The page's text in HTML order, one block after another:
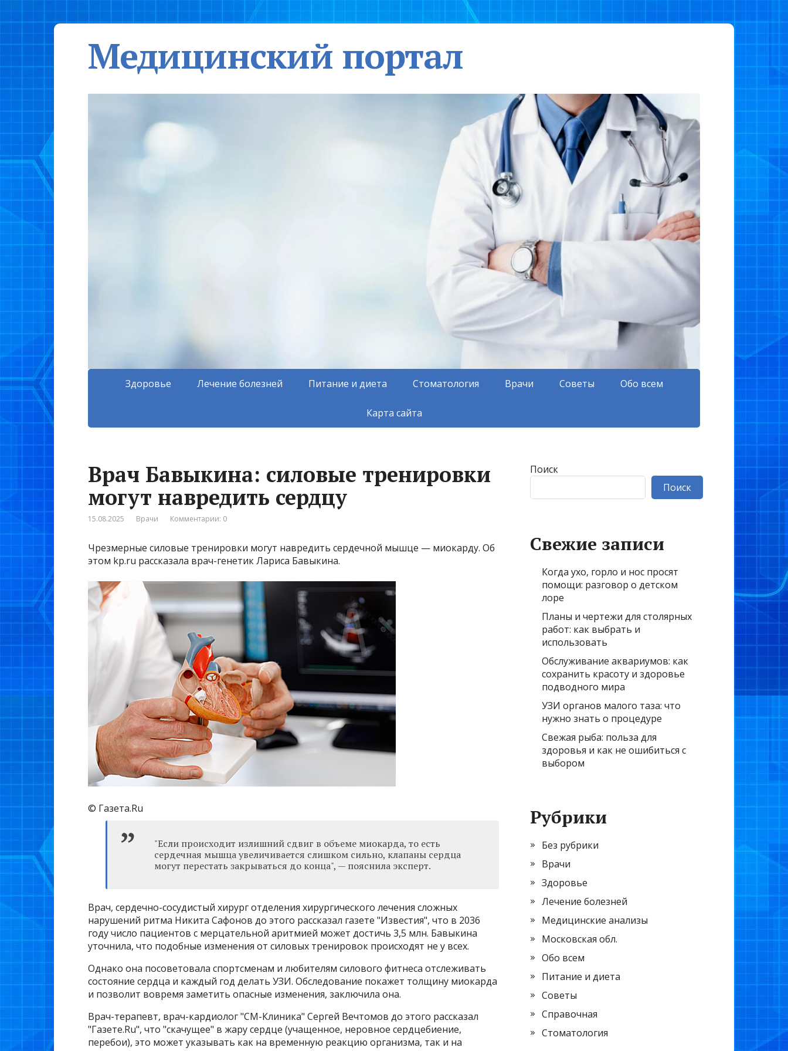
Медицинский портал
Здоровье Лечение болезней Питание и диета Стоматология Врачи Советы Обо всем
Карта сайта
Врач Бавыкина: силовые тренировки
могут навредить сердцу
15.08.2025 Врачи Комментарии: 0
Чрезмерные силовые тренировки могут навредить сердечной мышце — миокарду. Об
этом kp.ru рассказала врач-генетик Лариса Бавыкина.
© Газета.Ru
"Если происходит излишний сдвиг в объеме миокарда, то есть
сердечная мышца увеличивается слишком сильно, клапаны сердца
могут перестать закрываться до конца", — пояснила эксперт.
Врач, сердечно-сосудистый хирург отделения хирургического лечения сложных
нарушений ритма Никита Сафонов до этого рассказал газете "Известия", что в 2036
году число пациентов с мерцательной аритмией может достичь 3,5 млн. Бавыкина
уточнила, что подобные изменения от силовых тренировок происходят не у всех.
Однако она посоветовала спортсменам и любителям силового фитнеса отслеживать
состояние сердца и каждый год делать УЗИ. Обследование покажет толщину миокарда
и позволит вовремя заметить опасные изменения, заключила она.
Врач-терапевт, врач-кардиолог "СМ-Клиника" Сергей Вечтомов до этого рассказал
"Газете.Ru", что "скачущее" в жару сердце (учащенное, неровное сердцебиение,
перебои), это может указывать как на временную реакцию организма, так и на
Поиск
Поиск
Свежие записи
Когда ухо, горло и нос просят
помощи: разговор о детском
лоре
Планы и чертежи для столярных
работ: как выбрать и
использовать
Обслуживание аквариумов: как
сохранить красоту и здоровье
подводного мира
УЗИ органов малого таза: что
нужно знать о процедуре
Свежая рыба: польза для
здоровья и как не ошибиться с
выбором
Рубрики
Без рубрики
Врачи
Здоровье
Лечение болезней
Медицинские анализы
Московская обл.
Обо всем
Питание и диета
Советы
Справочная
Стоматология